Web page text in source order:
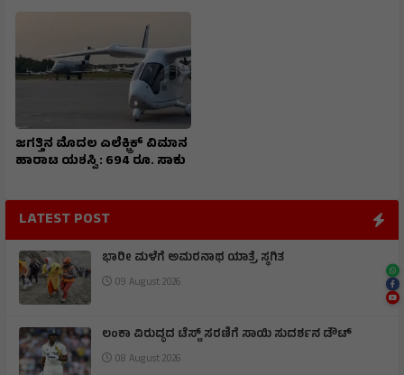
ಜಗತ್ತಿನ ಮೊದಲ ಎಲೆಕ್ಟ್ರಿಕ್ ವಿಮಾನ
ಹಾರಾಟ ಯಶಸ್ವಿ : 694 ರೂ. ಸಾಕು
LATEST POST
ಭಾರೀ ಮಳೆಗೆ ಅಮರನಾಥ ಯಾತ್ರೆ ಸ್ಥಗಿತ
09 August 2026
ಲಂಕಾ ವಿರುದ್ಧದ ಟೆಸ್ಟ್ ಸರಣಿಗೆ ಸಾಯಿ ಸುದರ್ಶನ ಡೌಟ್
08 August 2026